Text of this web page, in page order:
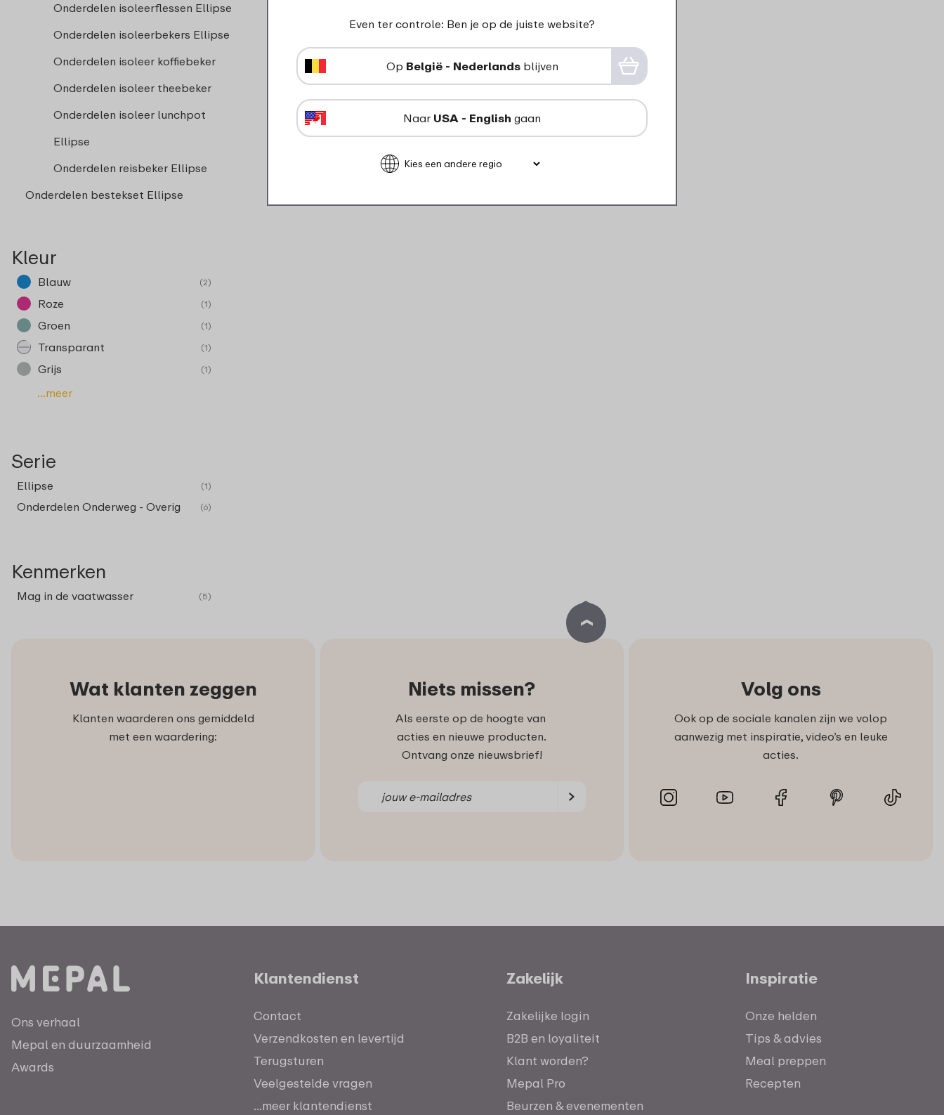
Onderdelen isoleerflessen Ellipse
Onderdelen isoleerbekers Ellipse
Onderdelen isoleer koffiebeker
Onderdelen isoleer theebeker
Onderdelen isoleer lunchpot
Ellipse
Onderdelen reisbeker Ellipse
Onderdelen bestekset Ellipse
Kleur
Blauw (2)
Roze (1)
Groen (1)
Transparant (1)
Grijs (1)
...meer
Serie
Ellipse (1)
Onderdelen Onderweg - Overig (6)
Kenmerken
Mag in de vaatwasser (5)
Wat klanten zeggen
Klanten waarderen ons gemiddeld
met een waardering:
Niets missen?
Als eerste op de hoogte van
acties en nieuwe producten.
Ontvang onze nieuwsbrief!
Volg ons
Ook op de sociale kanalen zijn we volop
aanwezig met inspiratie, video’s en leuke
acties.
Ons verhaal
Mepal en duurzaamheid
Awards
Klantendienst
Contact
Verzendkosten en levertijd
Terugsturen
Veelgestelde vragen
...meer klantendienst
Zakelijk
Zakelijke login
B2B en loyaliteit
Klant worden?
Mepal Pro
Beurzen & evenementen
Inspiratie
Onze helden
Tips & advies
Meal preppen
Recepten
Even ter controle: Ben je op de juiste website?
Op België - Nederlandsblijven
Naar USA - English gaan